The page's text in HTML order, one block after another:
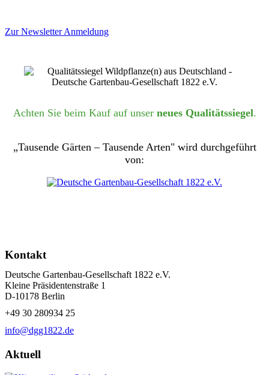
Zur Newsletter Anmeldung
Achten Sie beim Kauf auf unser neues Qualitätssiegel.
„Tausende Gärten – Tausende Arten" wird durchgeführt
von:
Kontakt
Deutsche Gartenbau-Gesellschaft 1822 e.V.
Kleine Präsidentenstraße 1
D-10178 Berlin
+49 30 280934 25
info@dgg1822.de
Aktuell